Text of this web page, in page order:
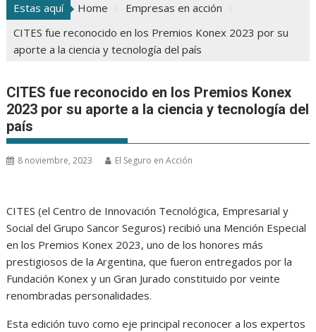
Estas aquí Home
Empresas en acción
CITES fue reconocido en los Premios Konex 2023 por su
aporte a la ciencia y tecnología del país
CITES fue reconocido en los Premios Konex
2023 por su aporte a la ciencia y tecnología del
país
8 noviembre, 2023 El Seguro en Acción
CITES (el Centro de Innovación Tecnológica, Empresarial y
Social del Grupo Sancor Seguros) recibió una Mención Especial
en los Premios Konex 2023, uno de los honores más
prestigiosos de la Argentina, que fueron entregados por la
Fundación Konex y un Gran Jurado constituido por veinte
renombradas personalidades.
Esta edición tuvo como eje principal reconocer a los expertos